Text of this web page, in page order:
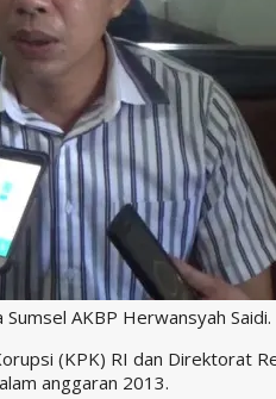
AKBP Herwansyah Saidi.
(KPK) RI dan Direktorat
anggaran 2013.